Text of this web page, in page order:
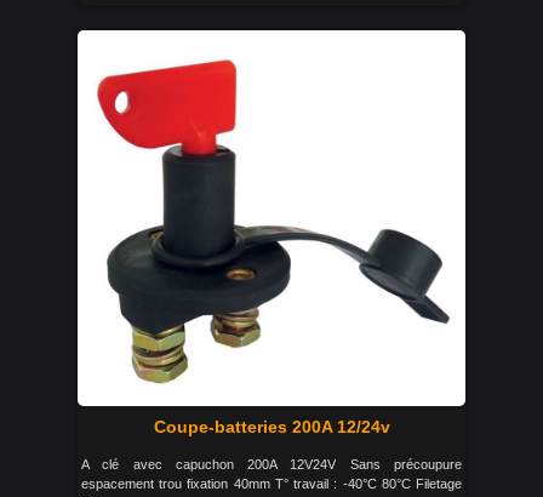
Coupe-batteries 200A 12/24v
A clé avec capuchon 200A 12V24V Sans précoupure
espacement trou fixation 40mm T° travail : -40°C 80°C Filetage